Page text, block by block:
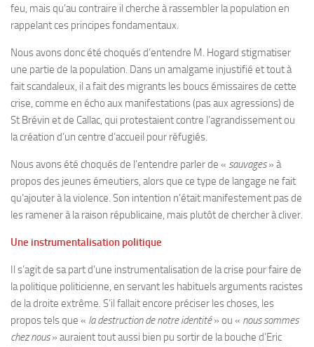
feu, mais qu’au contraire il cherche à rassembler la population en
rappelant ces principes fondamentaux.
Nous avons donc été choqués d’entendre M. Hogard stigmatiser
une partie de la population. Dans un amalgame injustifié et tout à
fait scandaleux, il a fait des migrants les boucs émissaires de cette
crise, comme en écho aux manifestations (pas aux agressions) de
St Brévin et de Callac, qui protestaient contre l’agrandissement ou
la création d’un centre d’accueil pour réfugiés.
Nous avons été choqués de l’entendre parler de « sauvages» à
propos des jeunes émeutiers, alors que ce type de langage ne fait
qu’ajouter à la violence. Son intention n’était manifestement pas de
les ramener à la raison républicaine, mais plutôt de chercher à cliver.
Une instrumentalisation politique
Il s’agit de sa part d’une instrumentalisation de la crise pour faire de
la politique politicienne, en servant les habituels arguments racistes
de la droite extrême. S’il fallait encore préciser les choses, les
propos tels que « la destruction de notre identité» ou « nous sommes
chez nous» auraient tout aussi bien pu sortir de la bouche d’Eric